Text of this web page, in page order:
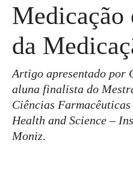
Medicação
da
Artigo apresentado por
aluna finalista do
Ciências
Health and Science –
Moniz.